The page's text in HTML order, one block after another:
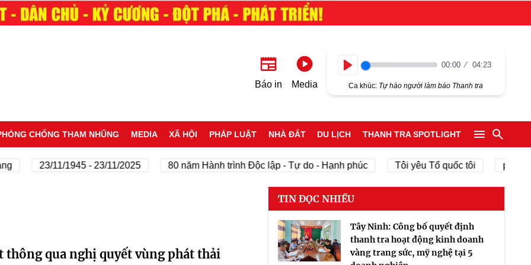
Báo in Media
00:00 04:23
Ca khúc: Tự hào người làm báo Thanh tra
CHỐNG THAM NHŨNG MEDIA XÃ HỘI PHÁP LUẬT NHÀ ĐẤT DU LỊCH THANH TRA SPOTLIGHT
23/11/1945 - 23/11/2025 80 năm Hành trình Độc lập - Tự do - Hạnh phúc Tôi yêu Tổ quốc tôi phát
thông qua nghị quyết vùng phát thải
TIN ĐỌC NHIỀU
Tây Ninh: Công bố quyết định
thanh tra hoạt động kinh doanh
vàng trang sức, mỹ nghệ tại 5